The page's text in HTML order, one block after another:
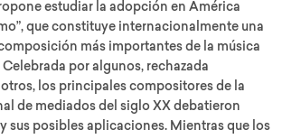
estudiar la adopción en América
que constituye internacionalmente una
más importantes de la música
por algunos, rechazada
los principales compositores de la
de mediados del siglo XX debatieron
sus posibles aplicaciones. Mientras que los